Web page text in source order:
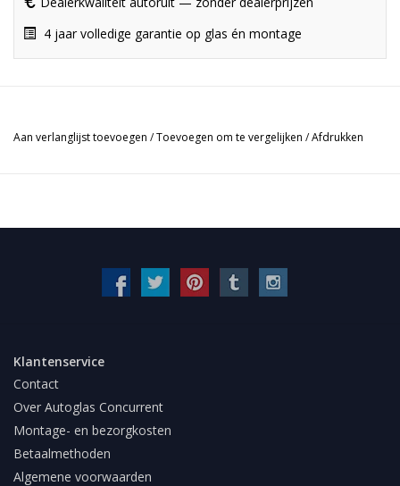
4 jaar volledige garantie op glas én montage
Aan verlanglijst toevoegen /Toevoegen om te vergelijken /Afdrukken
Klantenservice
Contact
Over Autoglas Concurrent
Montage- en bezorgkosten
Betaalmethoden
Algemene voorwaarden